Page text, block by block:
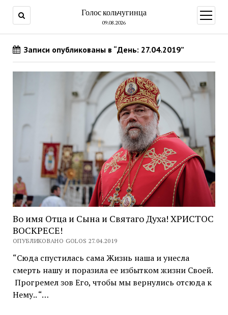
Голос кольчугинца
09.08.2026
меню
Записи опубликованы в “День: 27.04.2019”
Во имя Отца и Сына и Святаго Духа! ХРИСТОС
ВОСКРЕСЕ!
ОПУБЛИКОВАНО GOLOS 27.04.2019
“Сюда спустилась сама Жизнь наша и унесла
смерть нашу и поразила ее избытком жизни Своей.
Прогремел зов Его, чтобы мы вернулись отсюда к
Нему.. “…